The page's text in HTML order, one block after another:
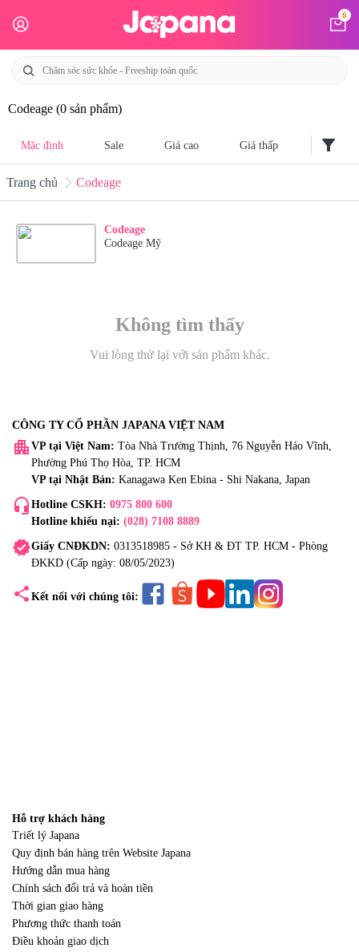
0
Codeage (0 sản phẩm)
Mặc định Sale Giá cao Giá thấp filter_alt
Trang chủ Codeage
Codeage
Codeage Mỹ
Không tìm thấy
Vui lòng thử lại với sản phẩm khác.
CÔNG TY CỔ PHẦN JAPANA VIỆT NAM
apartment VP tại Việt Nam: Tòa Nhà Trường Thịnh, 76 Nguyễn Háo Vĩnh,
Phường Phú Thọ Hòa, TP. HCM
VP tại Nhật Bản: Kanagawa Ken Ebina - Shi Nakana, Japan
headset_mic Hotline CSKH: 0975 800 600
Hotline khiếu nại: (028) 7108 8889
verifiedGiấy CNĐKDN: 0313518985 - Sở KH & ĐT TP. HCM - Phòng
ĐKKD (Cấp ngày: 08/05/2023)
share Kết nối với chúng tôi:
Hỗ trợ khách hàng
Triết lý Japana
Quy định bán hàng trên Website Japana
Hướng dẫn mua hàng
Chính sách đổi trả và hoàn tiền
Thời gian giao hàng
Phương thức thanh toán
Điều khoản giao dịch